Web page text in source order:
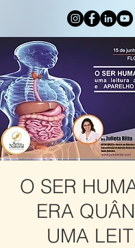
O SER
ERA
UMA